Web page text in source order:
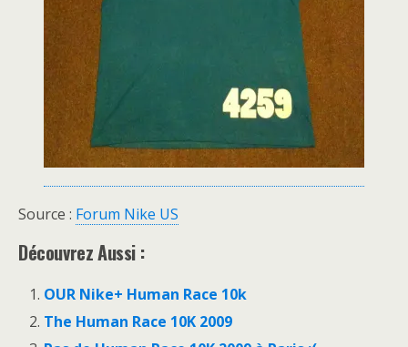
Source : Forum Nike US
Découvrez Aussi :
OUR Nike+ Human Race 10k
The Human Race 10K 2009